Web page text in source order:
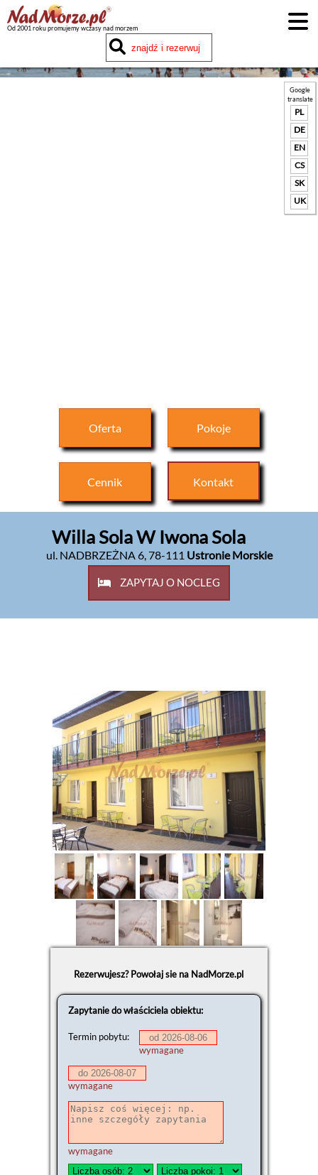
Od 2001 roku promujemy wczasy nad morzem
Google
translate
PL
DE
EN
CS
SK
UK
Oferta Pokoje
Cennik Kontakt
Willa Sola W Iwona Sola
ul. NADBRZEŻNA 6,78-111 Ustronie Morskie
ZAPYTAJ O NOCLEG
Rezerwujesz? Powołaj sie na NadMorze.pl
Zapytanie do właściciela obiektu:
Termin pobytu:
wymagane
wymagane
wymagane